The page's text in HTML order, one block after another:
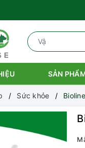
SẢN
Sức khỏe